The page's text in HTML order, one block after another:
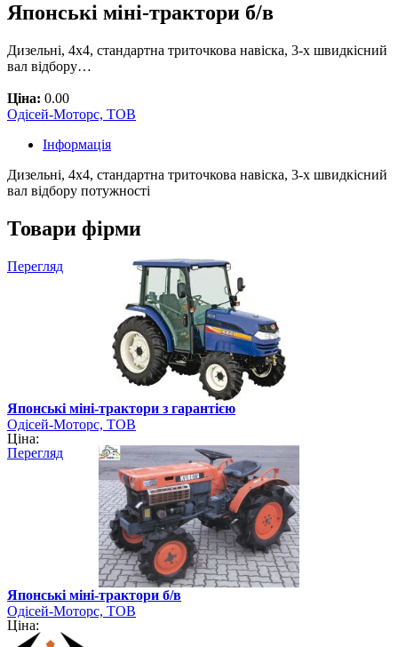
Японські міні-трактори б/в
Дизельні, 4х4, стандартна триточкова навіска, 3-х швидкісний
вал відбору…
Ціна: 0.00
Одісей-Моторс, ТОВ
Інформація
Дизельні, 4х4, стандартна триточкова навіска, 3-х швидкісний
вал відбору потужності
Товари фірми
Перегляд
Японські міні-трактори з гарантією
Одісей-Моторс, ТОВ
Ціна:
Перегляд
Японські міні-трактори б/в
Одісей-Моторс, ТОВ
Ціна: